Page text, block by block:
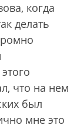
когда
делать
что на нем
был
мне это